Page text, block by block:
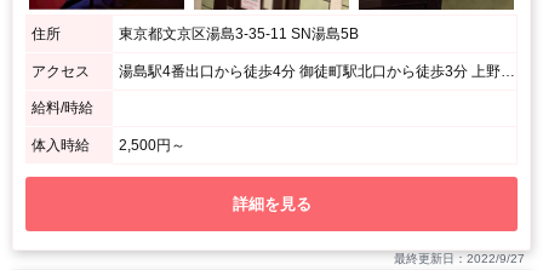
住所 東京都文京区湯島3-35-11 SN湯島5B
アクセス 湯島駅4番出口から徒歩4分 御徒町駅北口から徒歩3分 上野駅中央改札から徒歩8分 / ドン・キホーテ上野店の横近く。ファミリーマートが入っているビル5Fになります。
給料/時給
体入時給 2,500円～
詳細を見る
最終更新日：2022/9/27